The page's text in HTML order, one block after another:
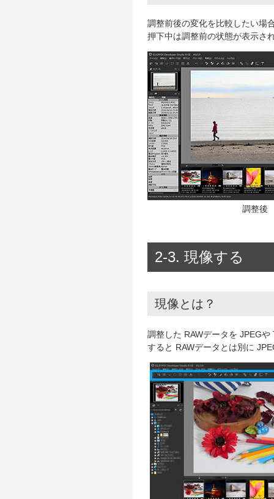
調整前後の変化を比較したい場
押下中は調整前の状態が表示さ
調整後
2-3. 現像する
現像とは？
調整した RAWデータを JPEG
すると RAWデータとは別に